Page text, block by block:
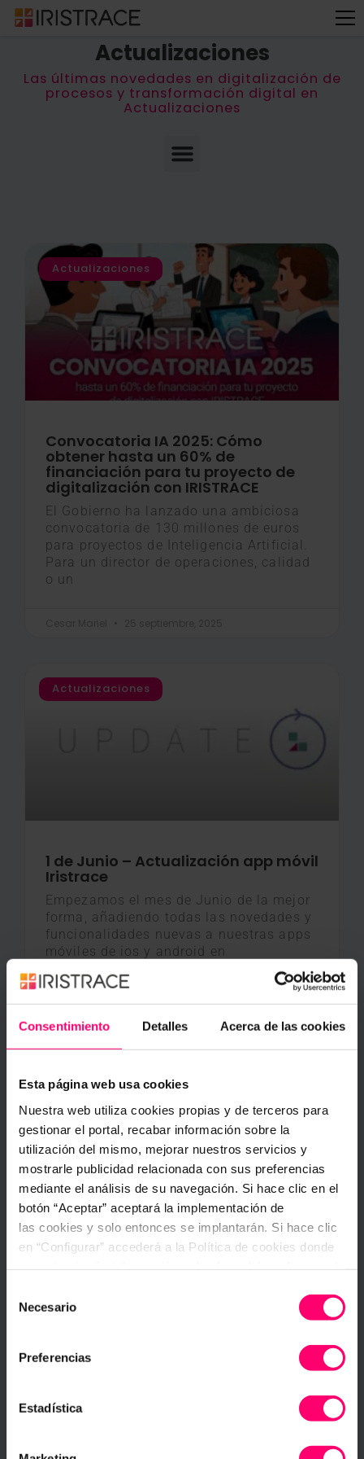
Consentimiento Detalles Acerca de las cookies
Esta página web usa cookies
Nuestra web utiliza cookies propias y de terceros para
gestionar el portal, recabar información sobre la
utilización del mismo, mejorar nuestros servicios y
mostrarle publicidad relacionada con sus preferencias
mediante el análisis de su navegación. Si hace clic en el
botón “Aceptar” aceptará la implementación de
las cookies y solo entonces se implantarán. Si hace clic
en “Configurar” accederá a la Política de cookies donde
activo hasta que ejecute alguna de estas dos opciones:
Necesario
Preferencias
Estadística
← Volver al Blog
Actualizaciones
Las últimas novedades en digitalización de
procesos y transformación digital en
Actualizaciones
Actualizaciones
Convocatoria IA 2025: Cómo
obtener hasta un 60% de
financiación para tu proyecto de
digitalización con IRISTRACE
El Gobierno ha lanzado una ambiciosa
convocatoria de 130 millones de euros
para proyectos de Inteligencia Artificial.
Para un director de operaciones, calidad
o un
Actualizaciones
1 de Junio – Actualización app móvil
Iristrace
Empezamos el mes de Junio de la mejor
forma, añadiendo todas las novedades y
funcionalidades nuevas a nuestras apps
móviles de ios y android en
Planes de Acción en Iristrace. Cómo
crearlos y su función.
El primer paso para poder utilizar los
plantilla que se utilizará en el momento